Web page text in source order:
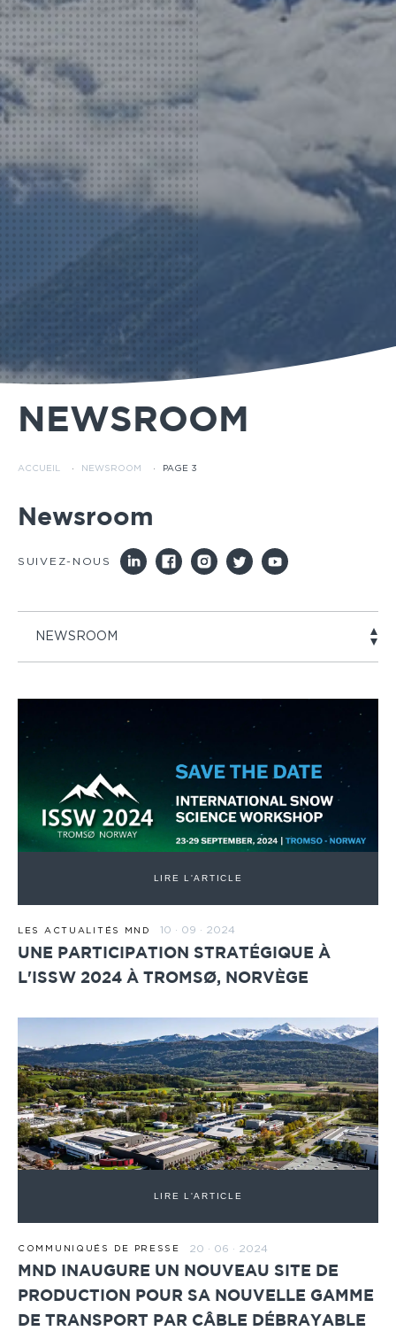
NEWSROOM
ACCUEIL · NEWSROOM · PAGE 3
Newsroom
SUIVEZ-NOUS
NEWSROOM
LIRE L'ARTICLE
LES ACTUALITÉS MND 10 · 09 · 2024
UNE PARTICIPATION STRATÉGIQUE À
L'ISSW 2024 À TROMSØ, NORVÈGE
LIRE L'ARTICLE
COMMUNIQUÉS DE PRESSE 20 · 06 · 2024
MND INAUGURE UN NOUVEAU SITE DE
PRODUCTION POUR SA NOUVELLE GAMME
DE TRANSPORT PAR CÂBLE DÉBRAYABLE